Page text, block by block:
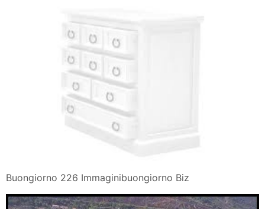
Buongiorno 226 Immaginibuongiorno Biz